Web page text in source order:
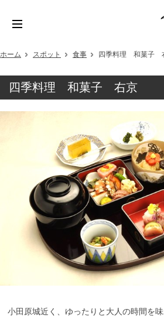
ホーム スポット 食事 四季料理 和菓子
四季料理 和菓子 右京
小田原城近く、ゆったりと大人の時間を